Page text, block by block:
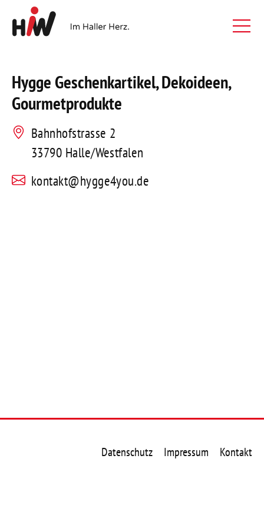
Hygge Geschenkartikel, Dekoideen,
Gourmetprodukte
Bahnhofstrasse 2
33790 Halle/Westfalen
kontakt@hygge4you.de
Datenschutz Impressum Kontakt